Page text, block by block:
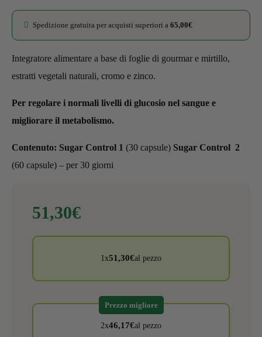
Spedizione gratuita per acquisti superiori a 65,00€
Integratore alimentare a base di foglie di gourmar e mirtillo,
estratti vegetali naturali, cromo e zinco.
Per regolare i normali livelli di glucosio nel sangue e
migliorare il metabolismo.
Contenuto: Sugar Control 1 (30 capsule) Sugar Control 2
(60 capsule) – per 30 giorni
51,30€
1x51,30€al pezzo
2x46,17€al pezzo
Prezzo migliore